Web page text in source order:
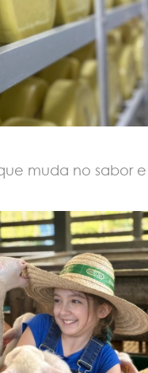
muda no sabor